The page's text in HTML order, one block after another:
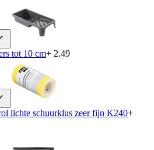
tot 10 cm+ 2.49
lichte schuurklus zeer fijn K240+